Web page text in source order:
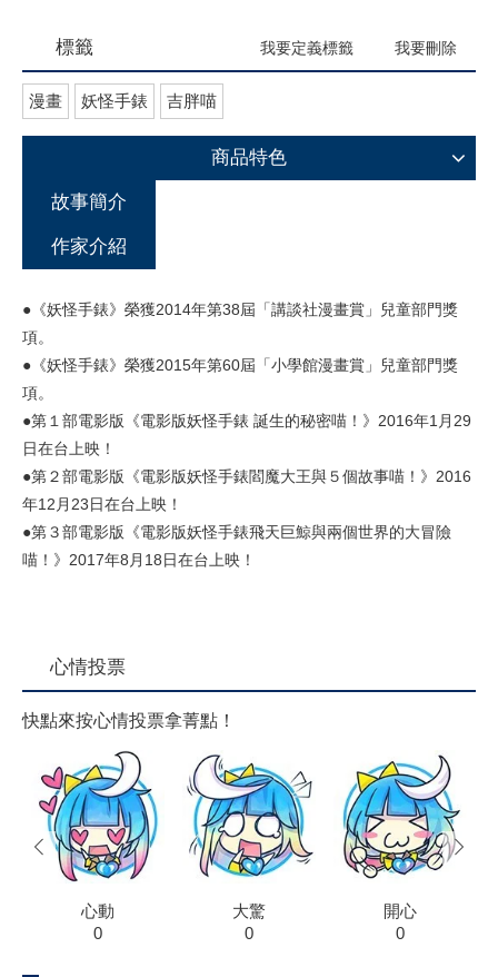
標籤 我要定義標籤 我要刪除
漫畫 妖怪手錶 吉胖喵
商品特色
故事簡介
作家介紹
●《妖怪手錶》榮獲2014年第38屆「講談社漫畫賞」兒童部門獎
項。
●《妖怪手錶》榮獲2015年第60屆「小學館漫畫賞」兒童部門獎
項。
●第１部電影版《電影版妖怪手錶 誕生的秘密喵！》2016年1月29
日在台上映！
●第２部電影版《電影版妖怪手錶閻魔大王與５個故事喵！》2016
年12月23日在台上映！
●第３部電影版《電影版妖怪手錶飛天巨鯨與兩個世界的大冒險
喵！》2017年8月18日在台上映！
心情投票
快點來按心情投票拿菁點！
心動
0
大驚
0
開心
0
prev next